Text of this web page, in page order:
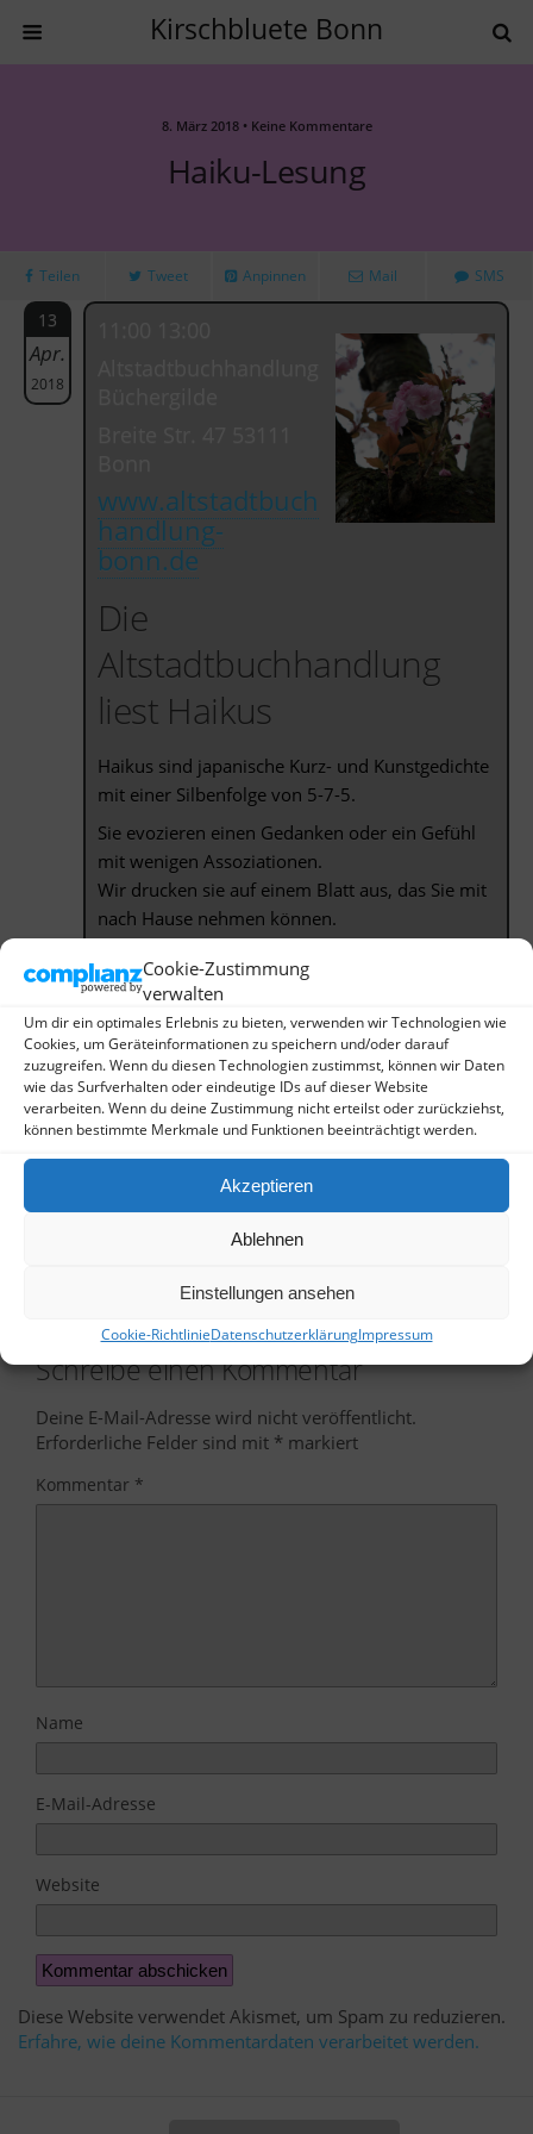
Cookie-Zustimmung
verwalten
Um dir ein optimales Erlebnis zu bieten, verwenden wir Technologien wie
Cookies, um Geräteinformationen zu speichern und/oder darauf
zuzugreifen. Wenn du diesen Technologien zustimmst, können wir Daten
wie das Surfverhalten oder eindeutige IDs auf dieser Website
verarbeiten. Wenn du deine Zustimmung nicht erteilst oder zurückziehst,
können bestimmte Merkmale und Funktionen beeinträchtigt werden.
Akzeptieren
Ablehnen
Einstellungen ansehen
Cookie-RichtlinieDatenschutzerklärungImpressum
Kirschbluete Bonn
8. März 2018 • Keine Kommentare
Haiku-Lesung
Teilen Tweet Anpinnen Mail SMS
13
Apr.
2018
www.altstadtbuch
handlung-
bonn.de
Die
Altstadtbuchhandlung
liest Haikus
Haikus sind japanische Kurz- und Kunstgedichte
mit einer Silbenfolge von 5-7-5.
Sie evozieren einen Gedanken oder ein Gefühl
mit wenigen Assoziationen.
Wir drucken sie auf einem Blatt aus, das Sie mit
nach Hause nehmen können.
Es gibt keine zeitlich umgrenzte Lesung.
Jede/r, der/die den Buchladen besucht,
bekommt einen Haiku vorgelesen.
Schreibe einen Kommentar
Deine E-Mail-Adresse wird nicht veröffentlicht.
Erforderliche Felder sind mit * markiert
Kommentar *
Name
E-Mail-Adresse
Website
Diese Website verwendet Akismet, um Spam zu reduzieren.
Erfahre, wie deine Kommentardaten verarbeitet werden.